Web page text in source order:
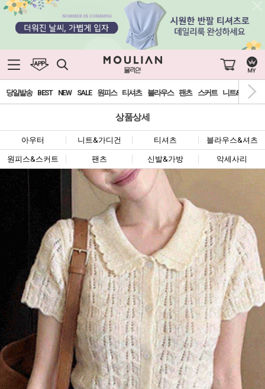
당일발송 BEST NEW SALE 원피스 티셔츠 블라우스 팬츠 스커트 니트&가디건
상품상세
아우터 니트&가디건 티셔츠 블라우스&셔츠
원피스&스커트 팬츠 신발&가방 악세사리